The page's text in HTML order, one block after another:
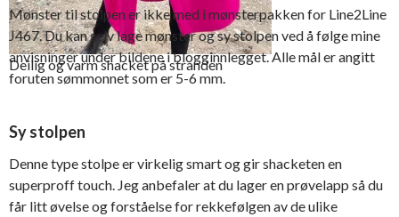
Deilig og varm shacket på stranden
Mønster til stolpen er ikke med i mønsterpakken for Line2Line
J467. Du kan selv lage mønster og sy stolpen ved å følge mine
anvisninger under bildene i blogginnlegget. Alle mål er angitt
foruten sømmonnet som er 5-6 mm.
Sy stolpen
Denne type stolpe er virkelig smart og gir shacketen en
superproff touch. Jeg anbefaler at du lager en prøvelapp så du
får litt øvelse og forståelse for rekkefølgen av de ulike